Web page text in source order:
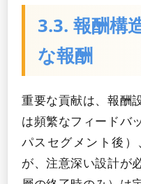
3.3. 報酬構
な報酬
重要な貢献は、報酬
は頻繁なフィードバ
パスセグメント後）
が、注意深い設計が